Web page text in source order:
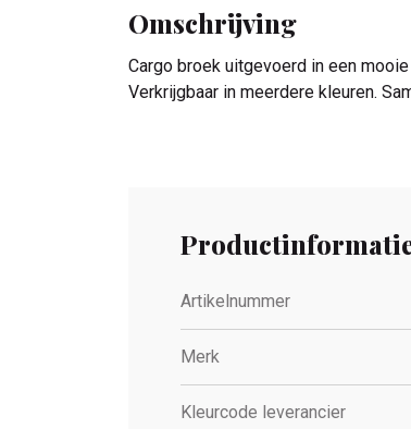
Omschrijving
Cargo broek uitgevoerd in een
Verkrijgbaar in meerdere kleuren.
Artikelnummer
Merk
Kleurcode leverancier